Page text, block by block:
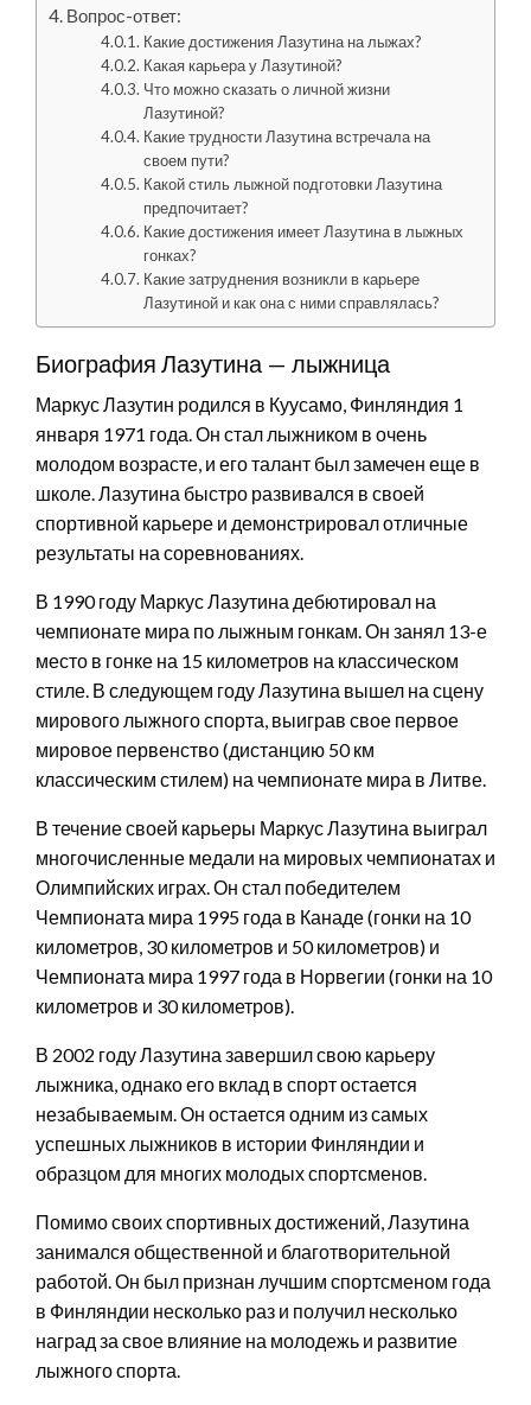
Вопрос-ответ:
Какие достижения Лазутина на лыжах?
Какая карьера у Лазутиной?
Что можно сказать о личной жизни
Лазутиной?
Какие трудности Лазутина встречала на
своем пути?
Какой стиль лыжной подготовки Лазутина
предпочитает?
Какие достижения имеет Лазутина в лыжных
гонках?
Какие затруднения возникли в карьере
Лазутиной и как она с ними справлялась?
Биография Лазутина — лыжница
Маркус Лазутин родился в Куусамо, Финляндия 1
января 1971 года. Он стал лыжником в очень
молодом возрасте, и его талант был замечен еще в
школе. Лазутина быстро развивался в своей
спортивной карьере и демонстрировал отличные
результаты на соревнованиях.
В 1990 году Маркус Лазутина дебютировал на
чемпионате мира по лыжным гонкам. Он занял 13-е
место в гонке на 15 километров на классическом
стиле. В следующем году Лазутина вышел на сцену
мирового лыжного спорта, выиграв свое первое
мировое первенство (дистанцию 50 км
классическим стилем) на чемпионате мира в Литве.
В течение своей карьеры Маркус Лазутина выиграл
многочисленные медали на мировых чемпионатах и
Олимпийских играх. Он стал победителем
Чемпионата мира 1995 года в Канаде (гонки на 10
километров, 30 километров и 50 километров) и
Чемпионата мира 1997 года в Норвегии (гонки на 10
километров и 30 километров).
В 2002 году Лазутина завершил свою карьеру
лыжника, однако его вклад в спорт остается
незабываемым. Он остается одним из самых
успешных лыжников в истории Финляндии и
образцом для многих молодых спортсменов.
Помимо своих спортивных достижений, Лазутина
занимался общественной и благотворительной
работой. Он был признан лучшим спортсменом года
в Финляндии несколько раз и получил несколько
наград за свое влияние на молодежь и развитие
лыжного спорта.